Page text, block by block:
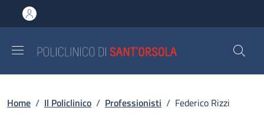
al contenuto principale
to footer content
Briciole di pane
Home / Il Policlinico / Professionisti / Federico Rizzi